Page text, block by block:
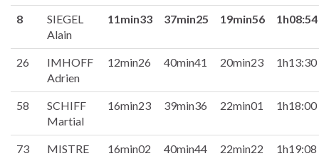
8
SIEGEL
Alain
11min33 37min25 19min56 1h08:54
26
IMHOFF
Adrien
12min26 40min41 20min23 1h13:30
58
SCHIFF
Martial
16min23 39min36 22min01 1h18:00
73
MISTRE
16min02 40min44 22min22 1h19:08